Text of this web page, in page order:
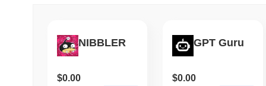
NIBBLER
$0.00
GPT Guru
$0.00